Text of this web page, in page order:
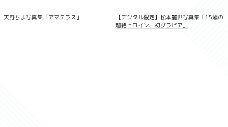
天野ちよ写真集「アマテラス」
【デジタル限定】松本麗世写真集「15歳の
超絶ヒロイン、初グラビア」